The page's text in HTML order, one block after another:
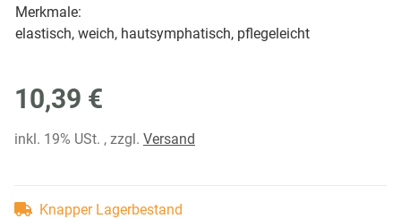
Merkmale:
elastisch, weich, hautsymphatisch, pflegeleicht
10,39 €
inkl. 19% USt. , zzgl. Versand
Knapper Lagerbestand